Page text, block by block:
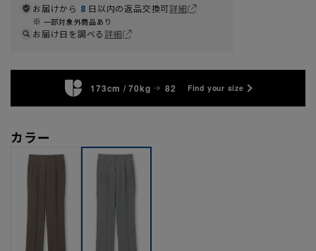
お届けから 8 日以内の返品交換可詳細
一部対象外商品あり
お届け日を調べる詳細
173cm / 70kg 82 Find your size
カラー